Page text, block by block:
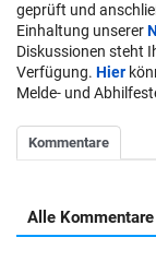
geprüft und
Einhaltung unserer
Diskussionen steht
Verfügung. Hier
Melde- und